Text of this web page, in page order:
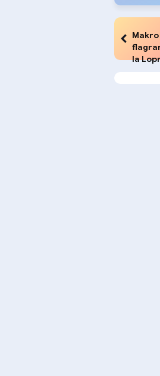
Makro
la